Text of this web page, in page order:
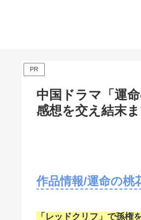
PR
中国ドラマ「運
感想を交え結末
作品情報/運命の桃
「レッドクリフ」で孫権